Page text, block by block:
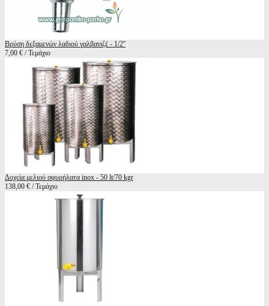
Βρύση δεξαμενών λαδιού γαλβανιζέ - 1/2''
7,00 € / Τεμάχιο
Δοχεία μελιού σφυρήλατα inox - 50 lt/70 kgr
138,00 € / Τεμάχιο